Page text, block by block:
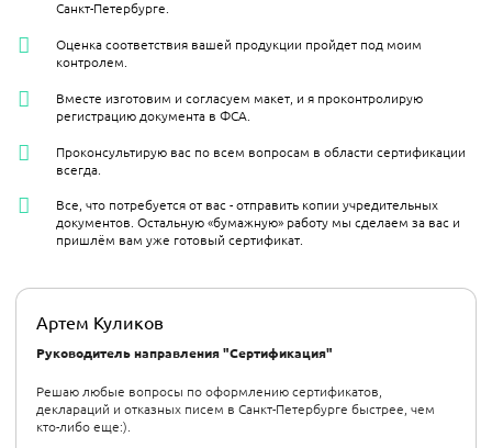
Артем Куликов
Руководитель направления "Сертификация"
Решаю любые вопросы по оформлению сертификатов,
деклараций и отказных писем в Санкт-Петербурге быстрее, чем
кто-либо еще:).
Санкт-Петербурге.
Оценка соответствия вашей продукции пройдет под моим
контролем.
Вместе изготовим и согласуем макет, и я проконтролирую
регистрацию документа в ФСА.
Проконсультирую вас по всем вопросам в области сертификации
всегда.
Все, что потребуется от вас - отправить копии учредительных
документов. Остальную «бумажную» работу мы сделаем за вас и
пришлём вам уже готовый сертификат.